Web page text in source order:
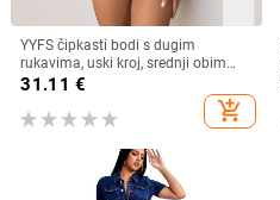
YYFS čipkasti bodi s dugim
rukavima, uski kroj, srednji obim
struka
31.11 €
add_shopping_cart